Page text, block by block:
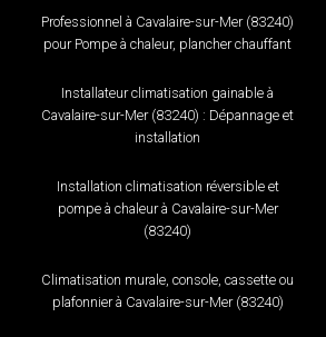
Professionnel à Cavalaire-sur-Mer (83240)
pour Pompe à chaleur, plancher chauffant
Installateur climatisation gainable à
Cavalaire-sur-Mer (83240) : Dépannage et
installation
Installation climatisation réversible et
pompe à chaleur à Cavalaire-sur-Mer
(83240)
Climatisation murale, console, cassette ou
plafonnier à Cavalaire-sur-Mer (83240)